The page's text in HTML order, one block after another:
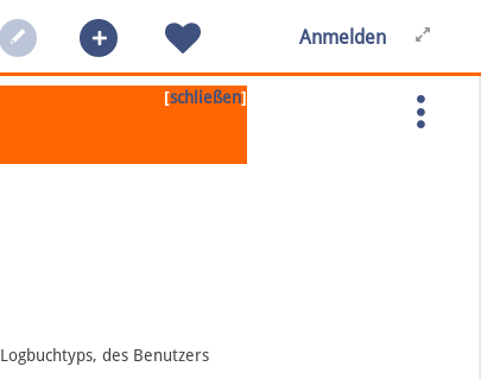
Anmelden
[schließen]
des Benutzers